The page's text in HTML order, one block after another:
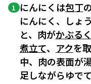
1 にんにくは包丁
にんにく、しょ
と、肉がかぶる
煮立て、 アクを
中、肉の表面が
足しながらゆでて